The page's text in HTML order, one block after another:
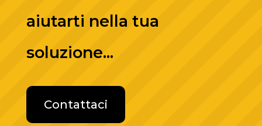
aiutarti nella tua
soluzione...
Contattaci